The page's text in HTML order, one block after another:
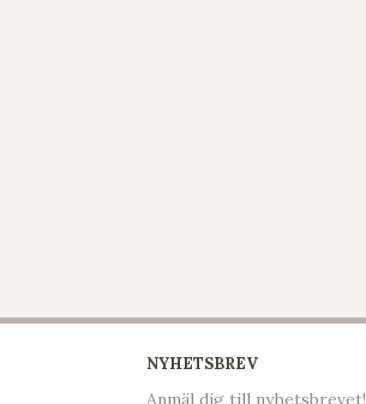
NYHETSBREV